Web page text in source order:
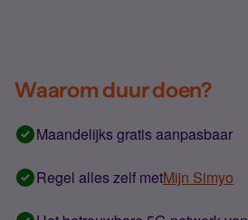
Waarom duur doen?
Maandelijks gratis aanpasbaar
Regel alles zelf metMijn Simyo